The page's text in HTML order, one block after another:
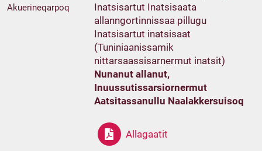
Akuerineqarpoq
Inatsisartut Inatsisaata
allanngortinnissaa pillugu
Inatsisartut inatsisaat
(Tuniniaanissamik
nittarsaassisarnermut inatsit)
Nunanut allanut,
Inuussutissarsiornermut
Aatsitassanullu Naalakkersuisoq
Allagaatit